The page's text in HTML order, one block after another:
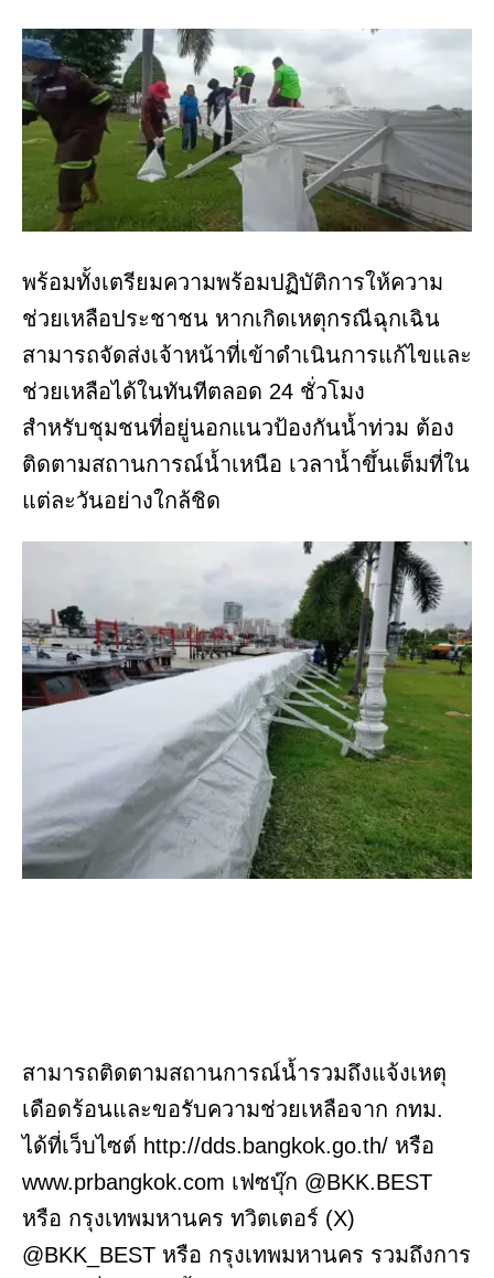
พร้อมทั้งเตรียมความพร้อมปฏิบัติการให้ความ
ช่วยเหลือประชาชน หากเกิดเหตุกรณีฉุกเฉิน
สามารถจัดส่งเจ้าหน้าที่เข้าดำเนินการแก้ไขและ
ช่วยเหลือได้ในทันทีตลอด 24 ชั่วโมง
สำหรับชุมชนที่อยู่นอกแนวป้องกันน้ำท่วม ต้อง
ติดตามสถานการณ์น้ำเหนือ เวลาน้ำขึ้นเต็มที่ใน
แต่ละวันอย่างใกล้ชิด
สามารถติดตามสถานการณ์น้ำรวมถึงแจ้งเหตุ
เดือดร้อนและขอรับความช่วยเหลือจาก กทม.
ได้ที่เว็บไซต์ http://dds.bangkok.go.th/ หรือ
www.prbangkok.com เฟซบุ๊ก @BKK.BEST
หรือ กรุงเทพมหานคร ทวิตเตอร์ (X)
@BKK_BEST หรือ กรุงเทพมหานคร รวมถึงการ